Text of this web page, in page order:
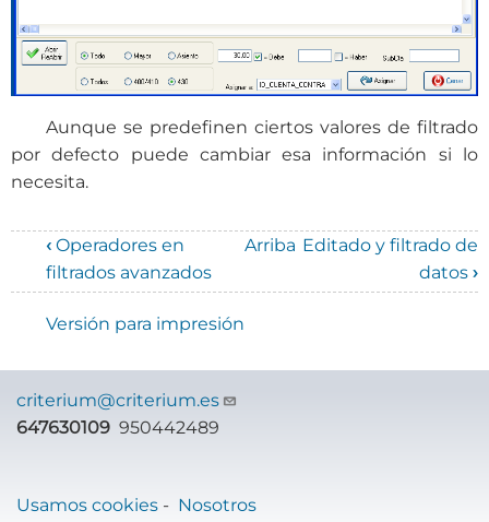
Aunque se predefinen ciertos valores de filtrado
por defecto puede cambiar esa información si lo
necesita.
Enlaces
para
de
‹ Operadores en
filtrados avanzados
Arriba Editado y filtrado de
datos ›
Versión para impresión
criterium@criterium.es
647630109 950442489
Usamos cookies - Nosotros